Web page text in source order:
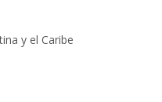
y el Caribe